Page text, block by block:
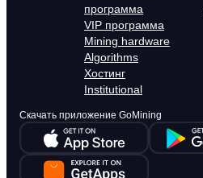
программа
VIP программа
Mining hardware
Algorithms
Хостинг
Institutional
Скачать приложение GoMining